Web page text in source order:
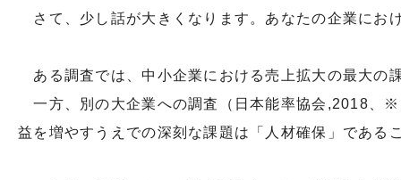
さて、少し話が大きくなります。あなたの企業にお
ある調査では、中小企業における売上拡大の最大の
一方、別の大企業への調査（日本能率協会,2018、※
益を増やすうえでの深刻な課題は「人材確保」である